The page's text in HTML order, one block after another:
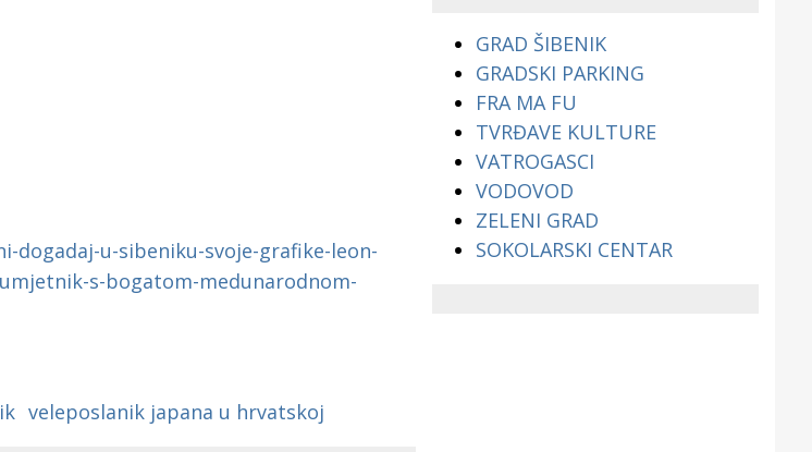
u-sibeniku-svoje-grafike-leon-
s-bogatom-medunarodnom-
veleposlanik japana u hrvatskoj
GRAD ŠIBENIK
GRADSKI PARKING
FRA MA FU
TVRĐAVE KULTURE
VATROGASCI
VODOVOD
ZELENI GRAD
SOKOLARSKI CENTAR